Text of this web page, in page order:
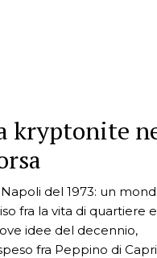
kryptonite
del 1973: un
fra la vita di quartiere
idee del decennio,
fra Peppino di Capri